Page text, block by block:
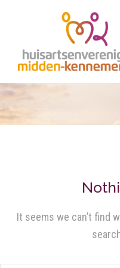
It seems we can’t find